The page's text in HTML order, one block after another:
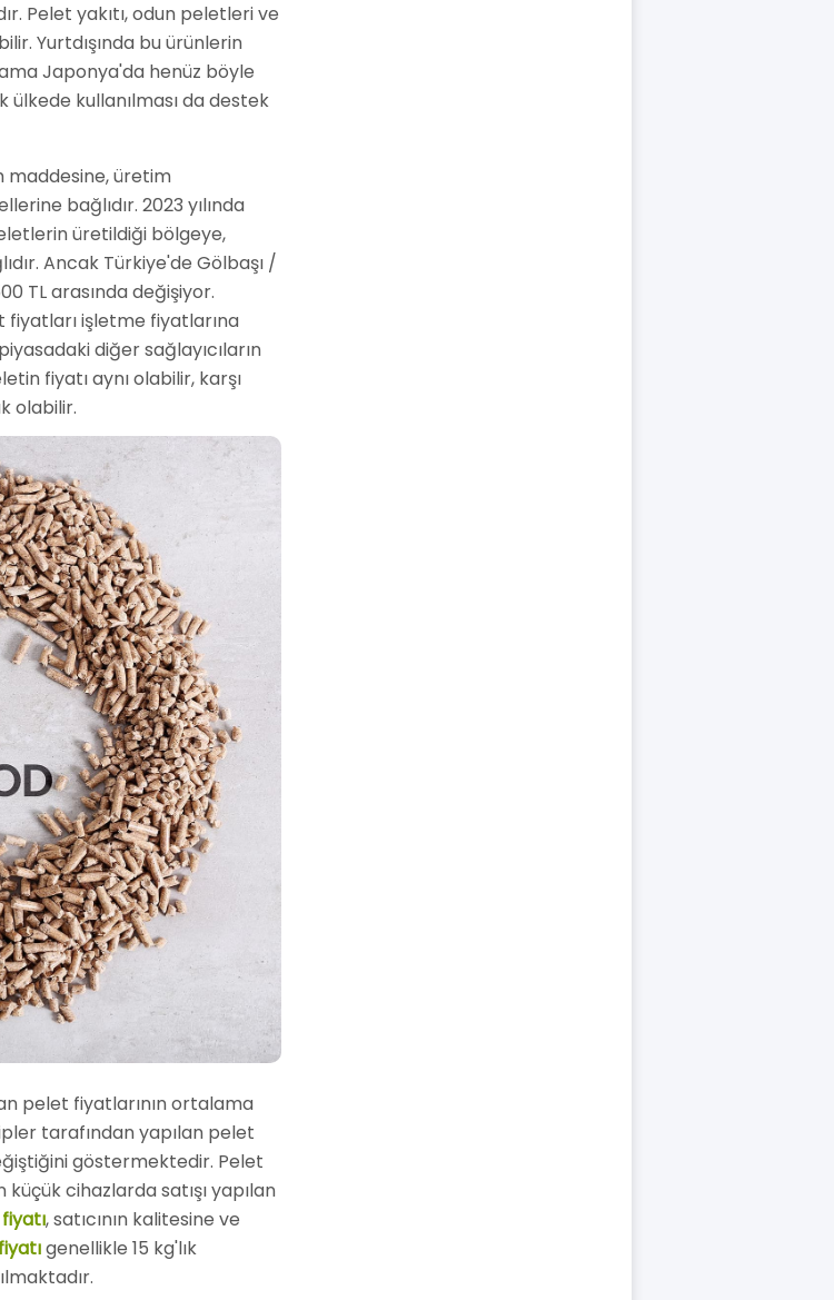
Pelet yakıtı, odun peletleri ve
Yurtdışında bu ürünlerin
Japonya'da henüz böyle
ülkede kullanılması da destek
maddesine, üretim
bağlıdır. 2023 yılında
üretildiği bölgeye,
Ancak Türkiye'de Gölbaşı /
TL arasında değişiyor.
fiyatları işletme fiyatlarına
diğer sağlayıcıların
fiyatı aynı olabilir, karşı
olabilir.
pelet fiyatlarının ortalama
tarafından yapılan pelet
göstermektedir. Pelet
cihazlarda satışı yapılan
, satıcının kalitesine ve
genellikle 15 kg'lık